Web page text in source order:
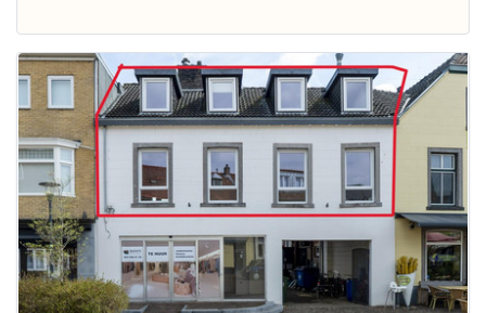
Deze woning
waarschijnlijk
al verhuurd
Om kans te
maken moet je
binnen 15
minuten
reageren.
Stekkies helpt
je hierbij!